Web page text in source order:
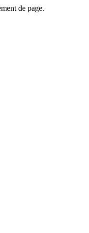
de page.